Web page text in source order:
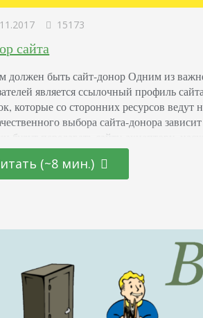
15173
сайта
должен быть сайт-донор Одним из
является ссылочный профиль
которые со сторонних ресурсов ведут
выбора сайта-донора
будут передавать сайту-акцептору,
будет продвижение. Можно
ссылками на продвигаемый ресурс. Но
Возможно, наоборот, понизит
(~8 мин.)